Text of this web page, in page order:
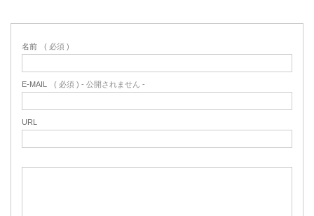
名前 ( 必須 )
E-MAIL ( 必須 ) - 公開されません -
URL